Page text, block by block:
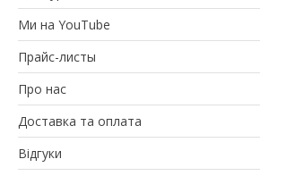
Ми на YouTube
Прайс-листы
Про нас
Доставка та оплата
Відгуки